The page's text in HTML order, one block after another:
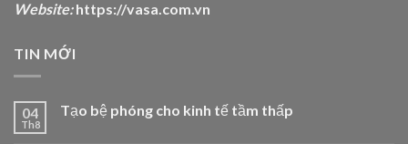
Website: https://vasa.com.vn
TIN MỚI
04
Th8
Tạo bệ phóng cho kinh tế tầm thấp